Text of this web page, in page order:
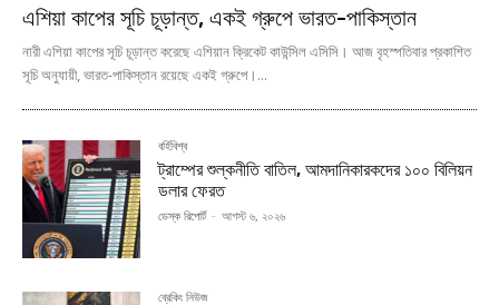
এশিয়া কাপের সূচি চূড়ান্ত, একই গ্রুপে ভারত-পাকিস্তান
নারী এশিয়া কাপের সূচি চূড়ান্ত করেছে এশিয়ান ক্রিকেট কাউন্সিল এসিসি। আজ বৃহস্পতিবার প্রকাশিত
সূচি অনুযায়ী, ভারত-পাকিস্তান রয়েছে একই গ্রুপে।...
বর্হিবিশ্ব
ট্রাম্পের শুল্কনীতি বাতিল, আমদানিকারকদের ১০০ বিলিয়ন
ডলার ফেরত
ডেস্ক রিপোর্ট - আগস্ট ৬, ২০২৬
ব্রেকিং নিউজ